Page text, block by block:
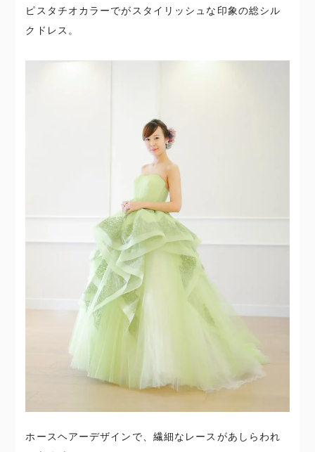
ピスタチオカラーでがスタイリッシュな印象の総シル
クドレス。
ホースヘアーデザインで、繊細なレースがあしらわれ